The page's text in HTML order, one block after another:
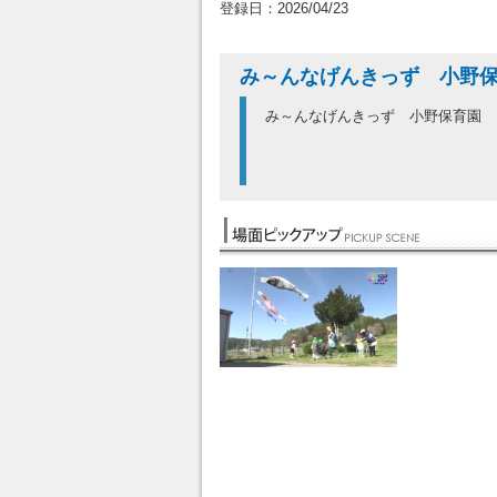
登録日：2026/04/23
み～んなげんきっず 小野
み～んなげんきっず 小野保育園